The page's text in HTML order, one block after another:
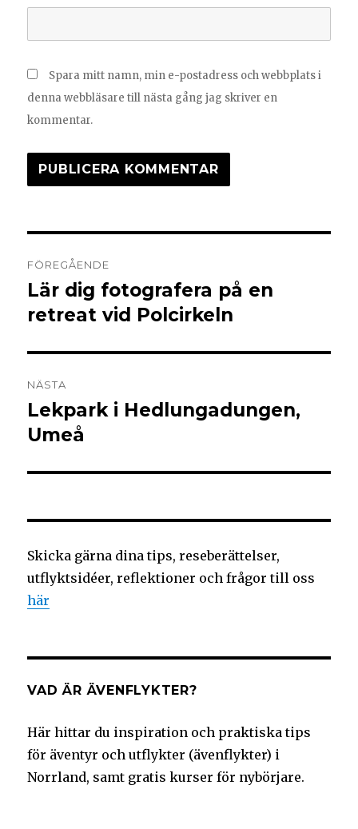
Spara mitt namn, min e-postadress och webbplats i
denna webbläsare till nästa gång jag skriver en
kommentar.
FÖREGÅENDE
Lär dig fotografera på en
retreat vid Polcirkeln
NÄSTA
Lekpark i Hedlungadungen,
Umeå
Skicka gärna dina tips, reseberättelser,
utflyktsidéer, reflektioner och frågor till oss
här
VAD ÄR ÄVENFLYKTER?
Här hittar du inspiration och praktiska tips
för äventyr och utflykter (ävenflykter) i
Norrland, samt gratis kurser för nybörjare.